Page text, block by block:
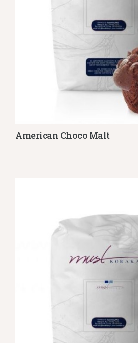
Λεπτομέρειες
American Choco Malt